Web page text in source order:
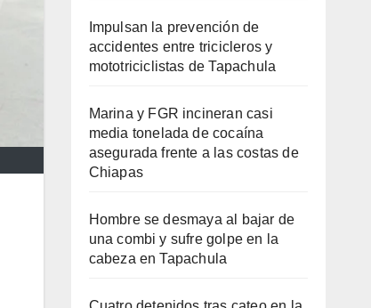
Impulsan la prevención de
accidentes entre tricicleros y
mototriciclistas de Tapachula
Marina y FGR incineran casi
media tonelada de cocaína
asegurada frente a las costas de
Chiapas
Hombre se desmaya al bajar de
una combi y sufre golpe en la
cabeza en Tapachula